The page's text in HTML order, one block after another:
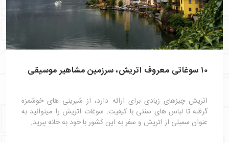
۱۰ سوغاتی معروف اتریش، سرزمین مشاهیر موسیقی
اتریش چیزهای زیادی برای ارائه دارد، از شیرینی‌ های خوشمزه
گرفته تا لباس های سنتی با کیفیت. سوغات اتریش را میتوانید به‌
عنوان سمبلی از اتریش و سفر به این کشور با خود به خانه ببرید.